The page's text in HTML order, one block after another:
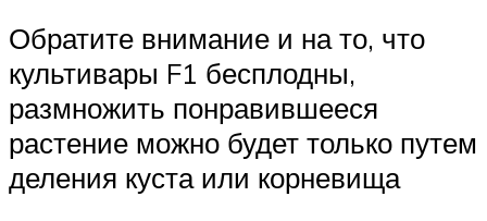
Обратите внимание и на то, что
культивары F1 бесплодны,
размножить понравившееся
растение можно будет только путем
деления куста или корневища